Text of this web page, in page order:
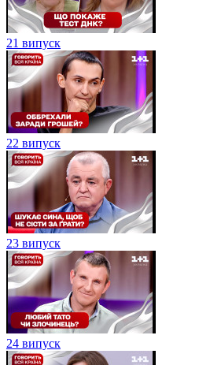
21 випуск
22 випуск
23 випуск
24 випуск